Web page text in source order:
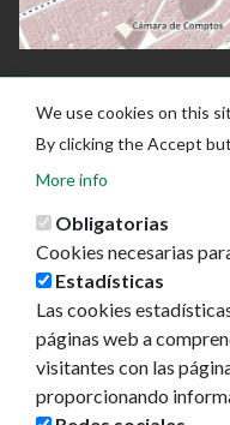
Ayuntamiento de
Plaza Consistorial, s/n
31001 - Pamplona
948 420 100
We use cookies on this
By clicking the Accept
More info
Obligatorias
Cookies necesarias
Estadísticas
Las cookies
páginas web a
visitantes con las
proporcionando